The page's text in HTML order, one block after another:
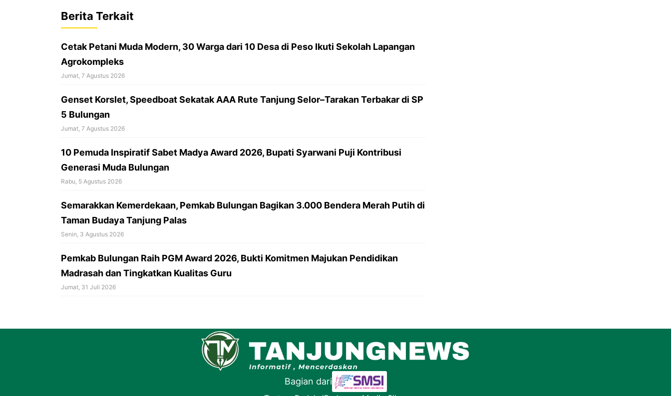
b
o
o
k
s
A
p
p
a
d
s
Berita Terkait
Cetak Petani Muda Modern, 30 Warga dari 10 Desa di Peso Ikuti Sekolah Lapangan
Agrokompleks
Jumat, 7 Agustus 2026
‎Genset Korslet, Speedboat Sekatak AAA Rute Tanjung Selor–Tarakan Terbakar di SP
5 Bulungan
Jumat, 7 Agustus 2026
10 Pemuda Inspiratif Sabet Madya Award 2026, Bupati Syarwani Puji Kontribusi
Generasi Muda Bulungan
Rabu, 5 Agustus 2026
Semarakkan Kemerdekaan, Pemkab Bulungan Bagikan 3.000 Bendera Merah Putih di
Taman Budaya Tanjung Palas
Senin, 3 Agustus 2026
Pemkab Bulungan Raih PGM Award 2026, Bukti Komitmen Majukan Pendidikan
Madrasah dan Tingkatkan Kualitas Guru
Jumat, 31 Juli 2026
Bagian dari